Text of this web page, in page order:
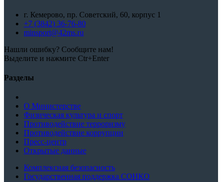
г. Кемерово, пр. Советский, 60, корпус 1
+7 (3842) 36-76-80
minsport@42ms.ru
Нашли ошибку? Сообщите нам!
Выделите и нажмите Ctr+Enter
Разделы
О Министерстве
Физическая культура и спорт
Противодействие терроризму
Противодействие коррупции
Пресс-центр
Открытые данные
Комплексная безопасность
Государственная поддержка СОНКО